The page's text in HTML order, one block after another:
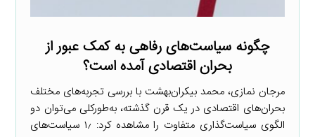
چگونه سیاست‌های رفاهی به کمک عبور از
بحران اقتصادی آمده است؟
مرجان نمازی، محمد بیکران‌بهشت با بررسی تجربه‌های مختلف
بحران‌های اقتصادی در یک قرن گذشته، به‌طورکلی می‌توان دو
الگوی سیاست‌گذاری متفاوت را مشاهده کرد: ۱٫ سیاست‌های